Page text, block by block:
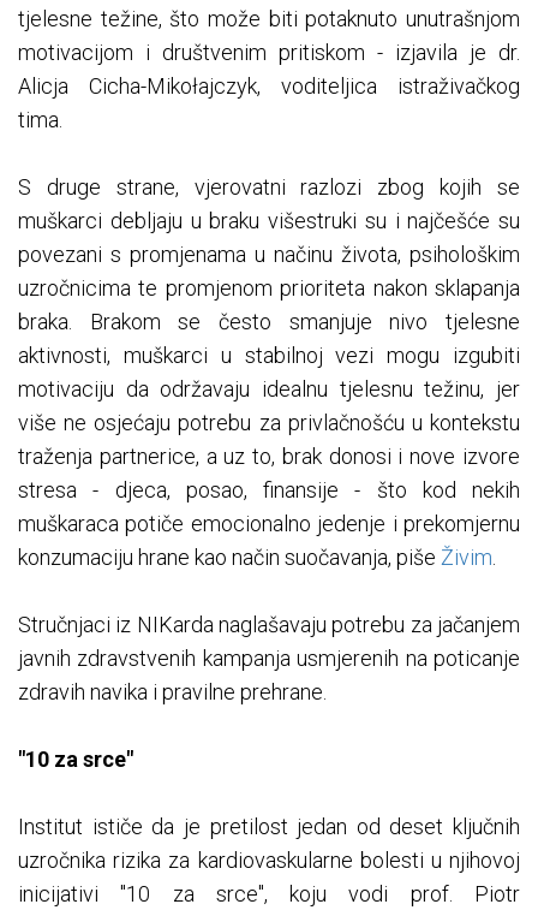
tjelesne težine, što može biti potaknuto unutrašnjom
motivacijom i društvenim pritiskom - izjavila je dr.
Alicja Cicha-Mikołajczyk, voditeljica istraživačkog
tima.
S druge strane, vjerovatni razlozi zbog kojih se
muškarci debljaju u braku višestruki su i najčešće su
povezani s promjenama u načinu života, psihološkim
uzročnicima te promjenom prioriteta nakon sklapanja
braka. Brakom se često smanjuje nivo tjelesne
aktivnosti, muškarci u stabilnoj vezi mogu izgubiti
motivaciju da održavaju idealnu tjelesnu težinu, jer
više ne osjećaju potrebu za privlačnošću u kontekstu
traženja partnerice, a uz to, brak donosi i nove izvore
stresa - djeca, posao, finansije - što kod nekih
muškaraca potiče emocionalno jedenje i prekomjernu
konzumaciju hrane kao način suočavanja, piše Živim.
Stručnjaci iz NIKarda naglašavaju potrebu za jačanjem
javnih zdravstvenih kampanja usmjerenih na poticanje
zdravih navika i pravilne prehrane.
"10 za srce"
Institut ističe da je pretilost jedan od deset ključnih
uzročnika rizika za kardiovaskularne bolesti u njihovoj
inicijativi "10 za srce", koju vodi prof. Piotr